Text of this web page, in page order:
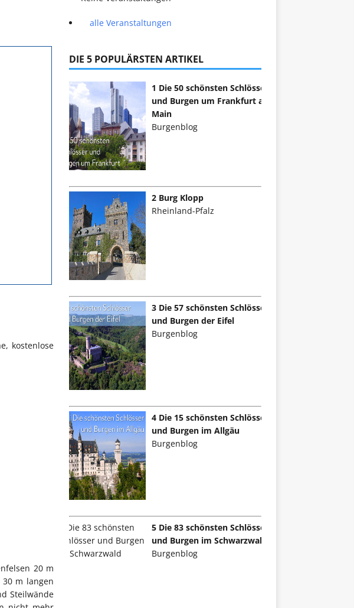
kostenlose
20 m
m langen
Steilwände
alle Veranstaltungen
DIE 5 POPULÄRSTEN ARTIKEL
1 Die 50 schönsten Schlösser
und Burgen um Frankfurt am
Main
Burgenblog
2 Burg Klopp
Rheinland-Pfalz
3 Die 57 schönsten Schlösser
und Burgen der Eifel
Burgenblog
4 Die 15 schönsten Schlösser
und Burgen im Allgäu
Burgenblog
5 Die 83 schönsten Schlösser
und Burgen im Schwarzwald
Burgenblog